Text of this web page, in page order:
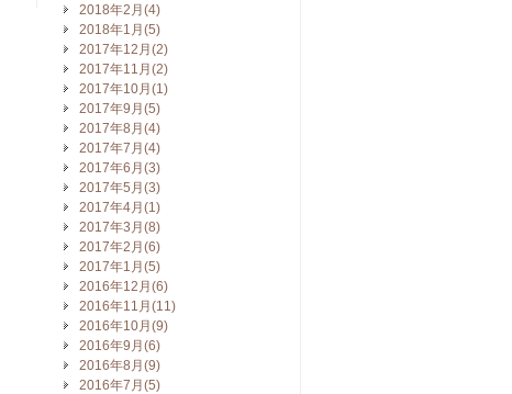
2018年2月(4)
2018年1月(5)
2017年12月(2)
2017年11月(2)
2017年10月(1)
2017年9月(5)
2017年8月(4)
2017年7月(4)
2017年6月(3)
2017年5月(3)
2017年4月(1)
2017年3月(8)
2017年2月(6)
2017年1月(5)
2016年12月(6)
2016年11月(11)
2016年10月(9)
2016年9月(6)
2016年8月(9)
2016年7月(5)